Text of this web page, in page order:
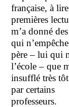
française, à
premières
m’a donné
qui
père – lui qui
l’école – que
insufflé très
par certains
professeurs.